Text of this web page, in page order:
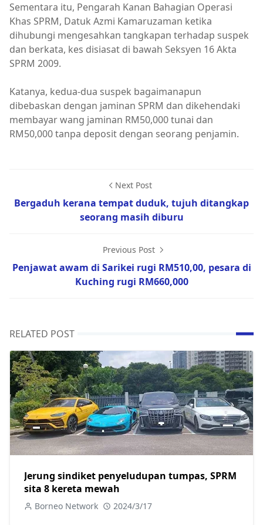
Sementara itu, Pengarah Kanan Bahagian Operasi
Khas SPRM, Datuk Azmi Kamaruzaman ketika
dihubungi mengesahkan tangkapan terhadap suspek
dan berkata, kes disiasat di bawah Seksyen 16 Akta
SPRM 2009.
Katanya, kedua-dua suspek bagaimanapun
dibebaskan dengan jaminan SPRM dan dikehendaki
membayar wang jaminan RM50,000 tunai dan
RM50,000 tanpa deposit dengan seorang penjamin.
Next Post
Bergaduh kerana tempat duduk, tujuh ditangkap
seorang masih diburu
Previous Post
Penjawat awam di Sarikei rugi RM510,00, pesara di
Kuching rugi RM660,000
RELATED POST
Jerung sindiket penyeludupan tumpas, SPRM
sita 8 kereta mewah
Borneo Network 2024/3/17